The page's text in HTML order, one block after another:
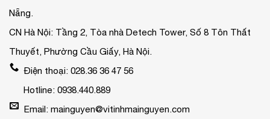
Nẵng.
CN Hà Nội: Tầng 2, Tòa nhà Detech Tower, Số 8 Tôn Thất
Thuyết, Phường Cầu Giấy, Hà Nội.
Điện thoại: 028.36 36 47 56
Hotline: 0938.440.889
Email: mainguyen@vitinhmainguyen.com